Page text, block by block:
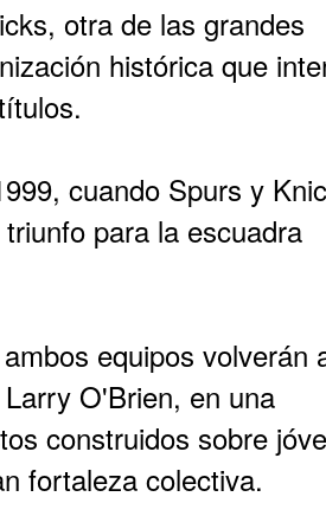
otra de las grandes
histórica que
cuando Spurs y
para la escuadra
equipos volverán
O'Brien, en una
construidos sobre
fortaleza colectiva.